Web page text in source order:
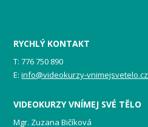
RYCHLÝ KONTAKT
T: 776 750 890
E:info@videokurzy-vnimejsvetelo.cz
VIDEOKURZY VNÍMEJ SVÉ TĚLO
Mgr. Zuzana Bičíková